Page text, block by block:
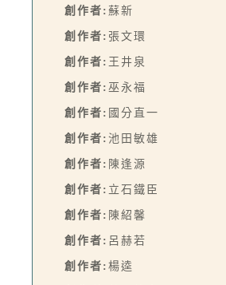
創作者: 蘇新
創作者: 張文環
創作者: 王井泉
創作者: 巫永福
創作者: 國分直一
創作者: 池田敏雄
創作者: 陳逢源
創作者: 立石鐵臣
創作者: 陳紹馨
創作者: 呂赫若
創作者: 楊逵